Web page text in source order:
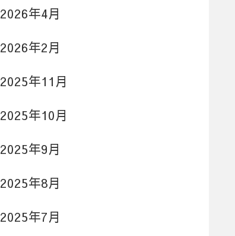
2026年4月
2026年2月
2025年11月
2025年10月
2025年9月
2025年8月
2025年7月